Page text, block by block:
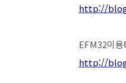
http://
EFM32이용
http://